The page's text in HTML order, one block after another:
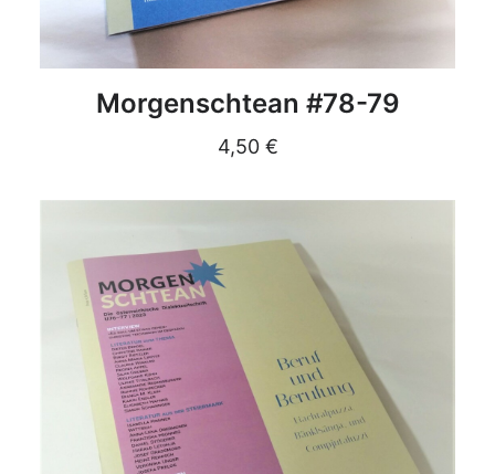
DETAILS
Morgenschtean #78-79
4,50 €